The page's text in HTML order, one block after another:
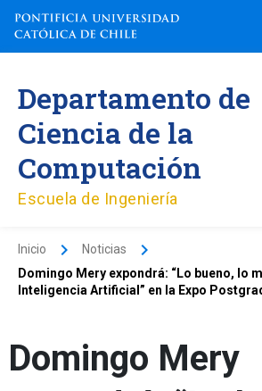
contenido
Departamento de
Ciencia de la
Computación
Escuela de Ingeniería
Inicio
Noticias
Domingo Mery expondrá: “Lo bueno, lo
Inteligencia Artificial” en la Expo
Domingo Mery